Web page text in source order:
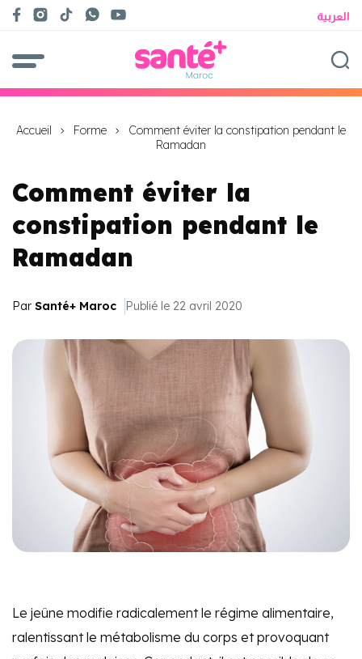
العربية
Accueil Forme
Comment éviter la constipation pendant le
Ramadan
Comment éviter la
constipation pendant le
Ramadan
Par Santé+ Maroc Publié le 22 avril 2020
Le jeûne modifie radicalement le régime alimentaire,
ralentissant le métabolisme du corps et provoquant